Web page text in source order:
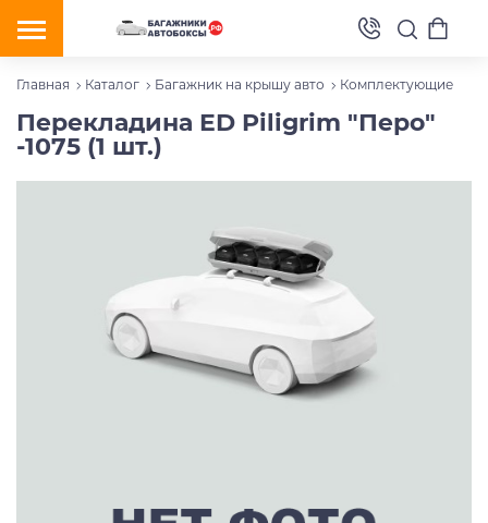
Главная Каталог Багажник на крышу авто Комплектующие
Перекладина ED Piligrim "Перо"
-1075 (1 шт.)